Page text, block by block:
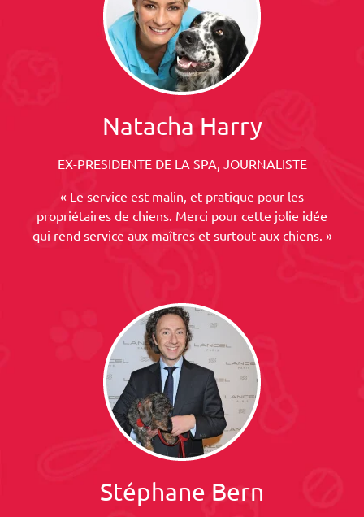
Natacha Harry
EX-PRESIDENTE DE LA SPA, JOURNALISTE
« Le service est malin, et pratique pour les
propriétaires de chiens. Merci pour cette jolie idée
qui rend service aux maîtres et surtout aux chiens. »
Stéphane Bern